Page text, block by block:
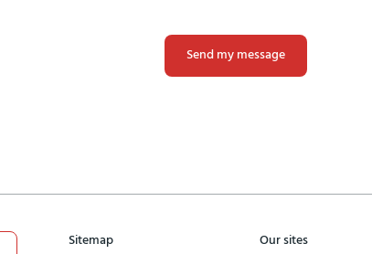
this
field
empty.
Sitemap
Our sites